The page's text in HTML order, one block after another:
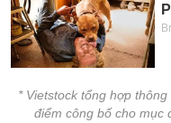
* Vietstock tổng hợp
điểm công bố cho mục